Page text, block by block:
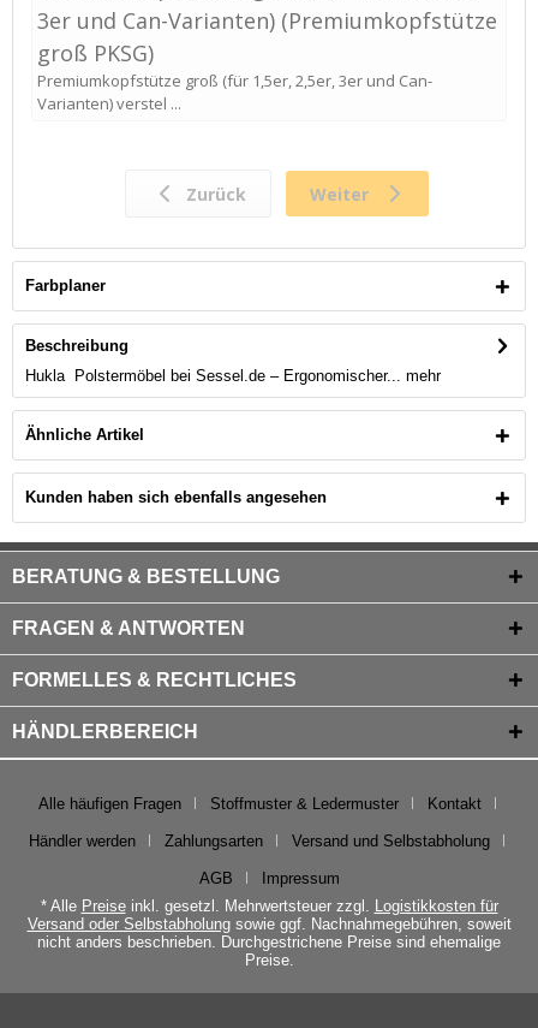
Farbplaner
Beschreibung
Hukla Polstermöbel bei Sessel.de – Ergonomischer... mehr
Ähnliche Artikel
Kunden haben sich ebenfalls angesehen
BERATUNG & BESTELLUNG
FRAGEN & ANTWORTEN
FORMELLES & RECHTLICHES
HÄNDLERBEREICH
Alle häufigen Fragen Stoffmuster & Ledermuster Kontakt
Händler werden Zahlungsarten Versand und Selbstabholung
AGB
Impressum
* Alle Preiseinkl. gesetzl. Mehrwertsteuer zzgl. Logistikkosten für
Versand oder Selbstabholungsowie ggf. Nachnahmegebühren, soweit
nicht anders beschrieben. Durchgestrichene Preise sind ehemalige
Preise.